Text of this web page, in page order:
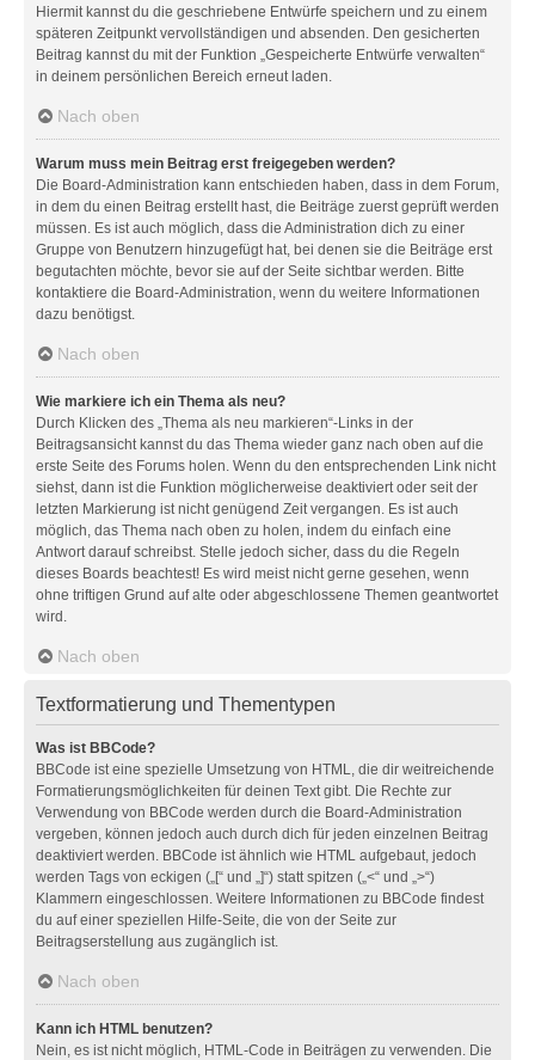
Hiermit kannst du die geschriebene Entwürfe speichern und zu einem
späteren Zeitpunkt vervollständigen und absenden. Den gesicherten
Beitrag kannst du mit der Funktion „Gespeicherte Entwürfe verwalten“
in deinem persönlichen Bereich erneut laden.
Nach oben
Warum muss mein Beitrag erst freigegeben werden?
Die Board-Administration kann entschieden haben, dass in dem Forum,
in dem du einen Beitrag erstellt hast, die Beiträge zuerst geprüft werden
müssen. Es ist auch möglich, dass die Administration dich zu einer
Gruppe von Benutzern hinzugefügt hat, bei denen sie die Beiträge erst
begutachten möchte, bevor sie auf der Seite sichtbar werden. Bitte
kontaktiere die Board-Administration, wenn du weitere Informationen
dazu benötigst.
Nach oben
Wie markiere ich ein Thema als neu?
Durch Klicken des „Thema als neu markieren“-Links in der
Beitragsansicht kannst du das Thema wieder ganz nach oben auf die
erste Seite des Forums holen. Wenn du den entsprechenden Link nicht
siehst, dann ist die Funktion möglicherweise deaktiviert oder seit der
letzten Markierung ist nicht genügend Zeit vergangen. Es ist auch
möglich, das Thema nach oben zu holen, indem du einfach eine
Antwort darauf schreibst. Stelle jedoch sicher, dass du die Regeln
dieses Boards beachtest! Es wird meist nicht gerne gesehen, wenn
ohne triftigen Grund auf alte oder abgeschlossene Themen geantwortet
wird.
Nach oben
Textformatierung und Thementypen
Was ist BBCode?
BBCode ist eine spezielle Umsetzung von HTML, die dir weitreichende
Formatierungsmöglichkeiten für deinen Text gibt. Die Rechte zur
Verwendung von BBCode werden durch die Board-Administration
vergeben, können jedoch auch durch dich für jeden einzelnen Beitrag
deaktiviert werden. BBCode ist ähnlich wie HTML aufgebaut, jedoch
werden Tags von eckigen („[“ und „]“) statt spitzen („<“ und „>“)
Klammern eingeschlossen. Weitere Informationen zu BBCode findest
du auf einer speziellen Hilfe-Seite, die von der Seite zur
Beitragserstellung aus zugänglich ist.
Nach oben
Kann ich HTML benutzen?
Nein, es ist nicht möglich, HTML-Code in Beiträgen zu verwenden. Die